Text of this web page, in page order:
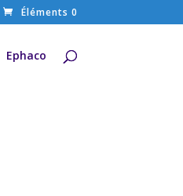
Éléments 0
Ephaco